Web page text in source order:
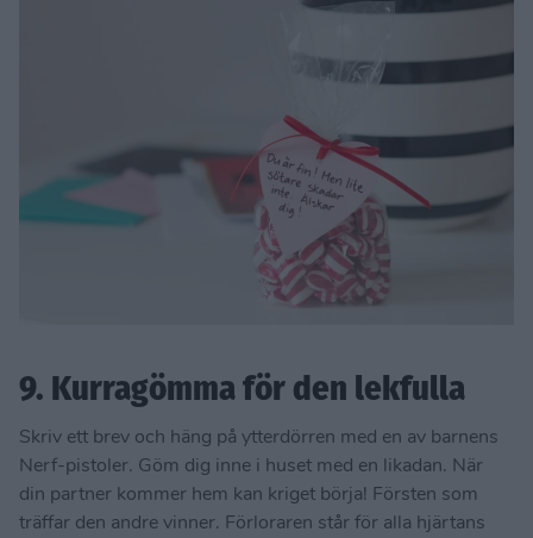
9. Kurragömma för den lekfulla
Skriv ett brev och häng på ytterdörren med en av barnens
Nerf-pistoler. Göm dig inne i huset med en likadan. När
din partner kommer hem kan kriget börja! Försten som
träffar den andre vinner. Förloraren står för alla hjärtans